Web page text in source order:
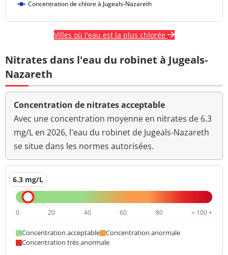
Concentration de chlore à Jugeals-Nazareth
Villes où l'eau est la plus chlorée
Nitrates dans l'eau du robinet à Jugeals-
Nazareth
Concentration de nitrates acceptable
Avec une concentration moyenne en nitrates de 6.3
mg/L en 2026, l'eau du robinet de Jugeals-Nazareth
se situe dans les normes autorisées.
6.3 mg/L
0 20 40 60 80 > 100 +
Concentration acceptable
Concentration anormale
Concentration très anormale